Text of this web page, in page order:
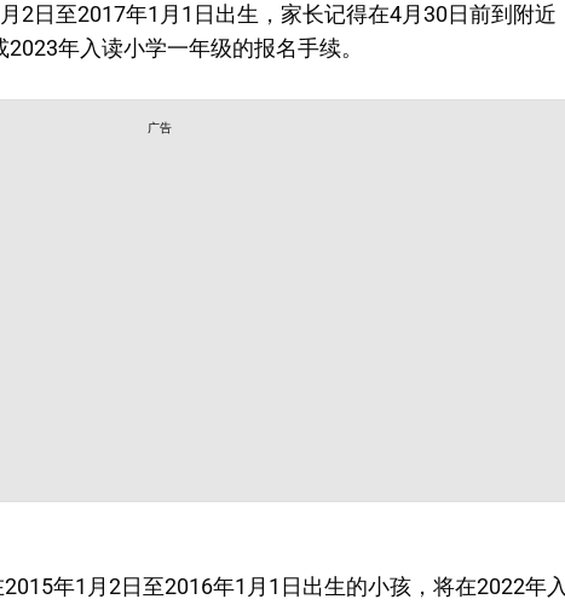
2日至2017年1月1日出生，家长记得在4月30日前到附近
年入读小学一年级的报名手续。
广告
年1月2日至2016年1月1日出生的小孩，将在2022年入